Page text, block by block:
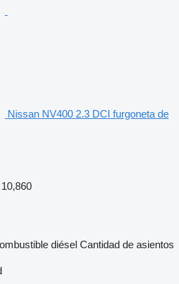
Nissan NV400 2.3 DCI furgoneta de
diésel Cantidad de asientos